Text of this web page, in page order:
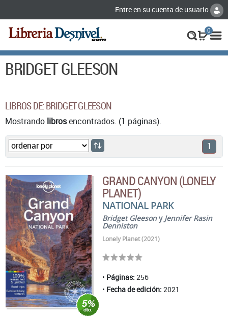
Entre en su cuenta de usuario
0
BRIDGET GLEESON
LIBROS DE: BRIDGET GLEESON
Mostrando librosencontrados. (1 páginas).
1
GRAND CANYON (LONELY
PLANET)
NATIONAL PARK
Bridget Gleesony Jennifer Rasin
Denniston
Lonely Planet (2021)
Páginas: 256
Fecha de edición: 2021